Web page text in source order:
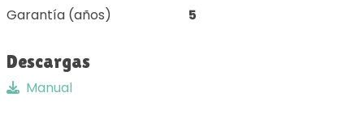
Garantía (años)
5
Descargas
Manual